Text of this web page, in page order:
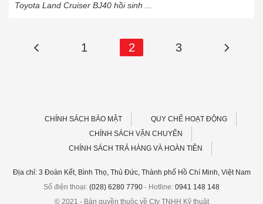
Toyota Land Cruiser BJ40 hồi sinh ...
1 2 3
CHÍNH SÁCH BẢO MẬT
QUY CHẾ HOẠT ĐỘNG
CHÍNH SÁCH VẬN CHUYỂN
CHÍNH SÁCH TRẢ HÀNG VÀ HOÀN TIỀN
Địa chỉ: 3 Đoàn Kết, Bình Thọ, Thủ Đức, Thành phố Hồ Chí Minh, Việt Nam
Số điện thoại: (028) 6280 7790 - Hotline: 0941 148 148
© 2021 - Bản quyền thuộc về Cty TNHH Kỹ thuật